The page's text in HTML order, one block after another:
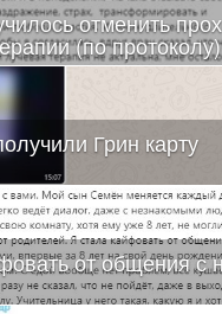
отменить
(по
Грин карту
от общения с